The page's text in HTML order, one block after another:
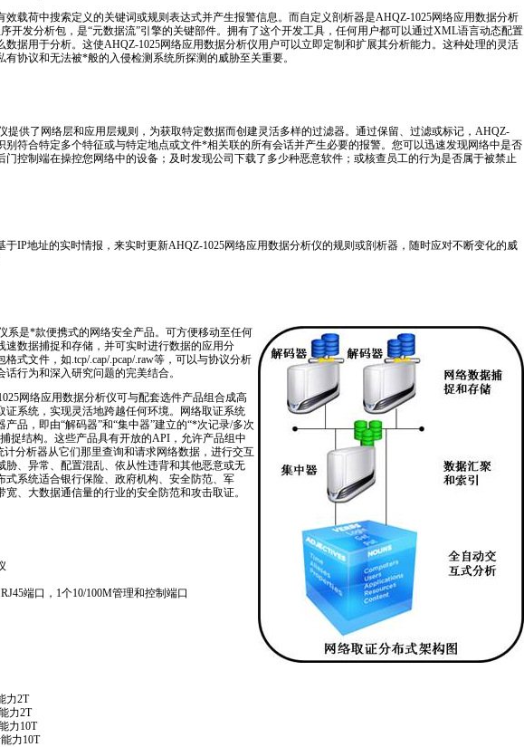
效载荷中搜索定义的关键词或规则表达式并产生报警信息。而自定义剖析器是AHQZ-1025网络应用数据分析
开发分析包，是“元数据流”引擎的关键部件。拥有了这个开发工具，任何用户都可以通过XML语言动态配置
数据用于分析。这使AHQZ-1025网络应用数据分析仪用户可以立即定制和扩展其分析能力。这种处理的灵活
有协议和无法被*般的入侵检测系统所探测的威胁至关重要。
提供了网络层和应用层规则，为获取特定数据而创建灵活多样的过滤器。通过保留、过滤或标记，AHQZ-
别符合特定多个特征或与特定地点或文件*相关联的所有会话并产生必要的报警。您可以迅速发现网络中是否
门控制端在操控您网络中的设备；及时发现公司下载了多少种恶意软件；或核查员工的行为是否属于被禁止
于IP地址的实时情报，来实时更新AHQZ-1025网络应用数据分析仪的规则或剖析器，随时应对不断变化的威
系是*款便携式的网络安全产品。可方便移动至任何
速数据捕捉和存储，并可实时进行数据的应用分
式文件，如.tcp/.cap/.pcap/.raw等，可以与协议分析
行为和深入研究问题的完美结合。
网络应用数据分析仪可与配套选件产品组合成高
证系统，实现灵活地跨越任何环境。网络取证系统
品，即由“解码器”和“集中器”建立的“*次记录/多次
捉结构。这些产品具有开放的API，允许产品组中
分析器从它们那里查询和请求网络数据，进行交互
胁、异常、配置混乱、依从性违背和其他恶意或无
式系统适合银行保险、政府机构、安全防范、军
、大数据通信量的行业的安全防范和攻击取证。
端口，1个10/100M管理和控制端口
力2T
力2T
力10T
力10T